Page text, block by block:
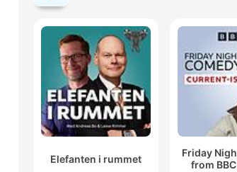
Elefanten i rummet
Friday
from